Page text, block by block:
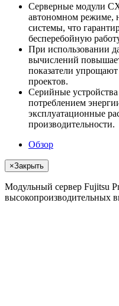
Серверные модули
автономном режиме,
системы, что
бесперебойную
При использовании
вычислений
показатели
проектов.
Серийные
потреблением
эксплуатационные
производительности.
Обзор
×Закрыть
Модульный сервер Fujitsu
высокопроизводительных